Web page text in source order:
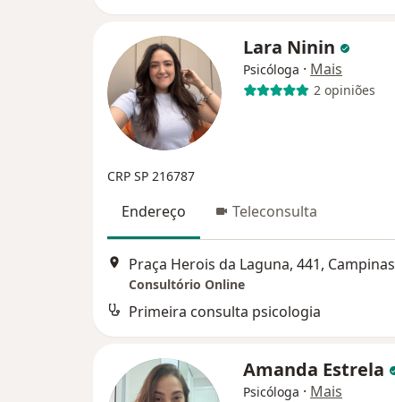
Lara Ninin
Psicóloga · Mais
2 opiniões
CRP SP 216787
Endereço Teleconsulta
Praça Herois da Laguna, 441, Campinas
Consultório Online
Primeira consulta psicologia
Amanda Estrela
Psicóloga · Mais